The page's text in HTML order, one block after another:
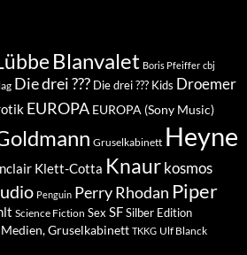
Blanvalet Boris Pfeiffer cbj
Die drei ??? Die drei ??? Kids Droemer
EUROPA EUROPA (Sony Music)
Gruselkabinett Heyne
Klett-Cotta Knaur kosmos
Penguin Perry Rhodan Piper
Science Fiction Sex SFSilber Edition
Gruselkabinett TKKG Ulf Blanck